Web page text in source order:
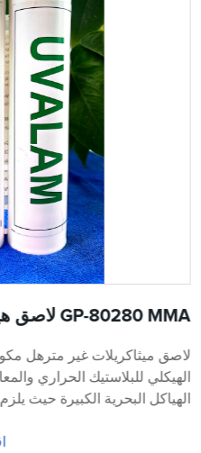
GP-80280 MMA لاصق هيكلي
الهيكلي للبلاستيك الحراري
الهياكل البحرية الكبيرة حيث